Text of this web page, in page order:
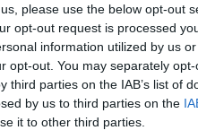
please use the below opt-out
opt-out request is processed
information utilized by us
opt-out. You may separately
parties on the IAB’s list of
by us to third parties on the
it to other third parties.
tacos, falafel,
food con tempi